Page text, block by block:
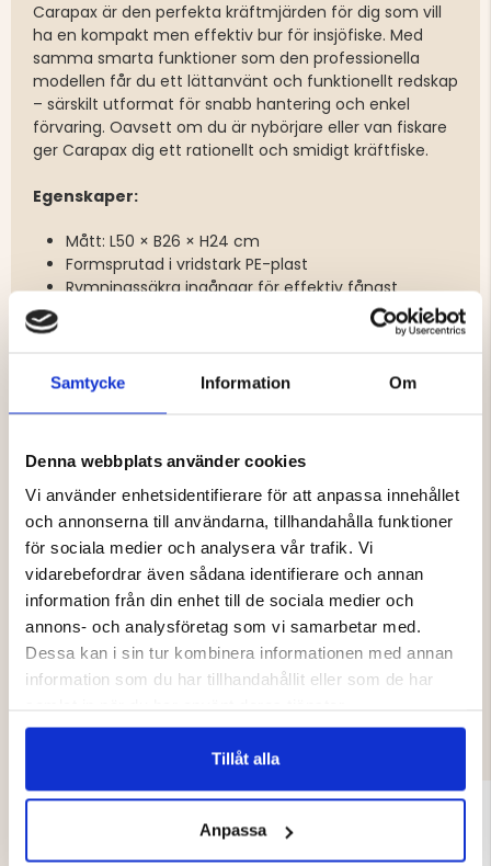
Samtycke Information Om
Denna webbplats använder cookies
Vi använder enhetsidentifierare för att anpassa innehållet
och annonserna till användarna, tillhandahålla funktioner
för sociala medier och analysera vår trafik. Vi
vidarebefordrar även sådana identifierare och annan
information från din enhet till de sociala medier och
annons- och analysföretag som vi samarbetar med.
Dessa kan i sin tur kombinera informationen med annan
information som du har tillhandahållit eller som de har
Tillåt alla
Anpassa
Carapax är den perfekta kräftmjärden för dig som vill
ha en kompakt men effektiv bur för insjöfiske. Med
samma smarta funktioner som den professionella
modellen får du ett lättanvänt och funktionellt redskap
– särskilt utformat för snabb hantering och enkel
förvaring. Oavsett om du är nybörjare eller van fiskare
ger Carapax dig ett rationellt och smidigt kräftfiske.
Egenskaper:
Mått: L50 × B26 × H24 cm
Formsprutad i vridstark PE-plast
Rymningssäkra ingångar för effektiv fångst
Smidig och lättanvänd stängningsmekanism
Kraftiga, rostfria stålgångjärn för lång hållbarhet
Tre alternativa fästpunkter för lina
Varumärke
DU KANSKE OCKSÅ ÄR INTRESSERAD
AV